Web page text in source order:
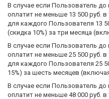
В случае если Пользователь
оплатит не меньше 13 500 руб.
для каждого Пользователя 13
(скидка 10%) за три месяца
В случае если Пользователь
оплатит не меньше 25 500 руб.
для каждого Пользователя 25
15%) за шесть месяцев
В случае если Пользователь
оплатит не меньше 48 000 руб.